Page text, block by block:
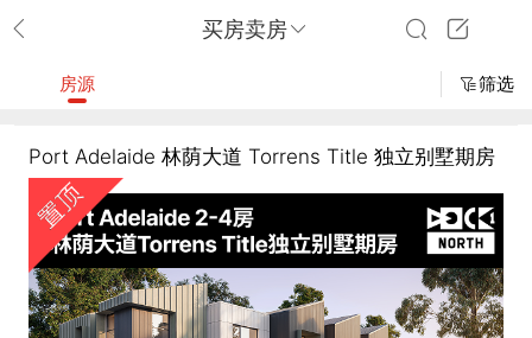
买房卖房
房源 筛选
Port Adelaide 林荫大道 Torrens Title 独立别墅期房